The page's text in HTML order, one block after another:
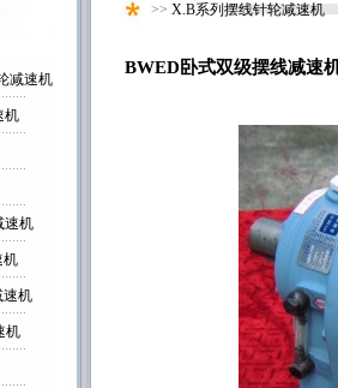
减速机
机
速机
机
速机
机
>> X.B系列摆线针轮减速机
BWED卧式双级摆线减速